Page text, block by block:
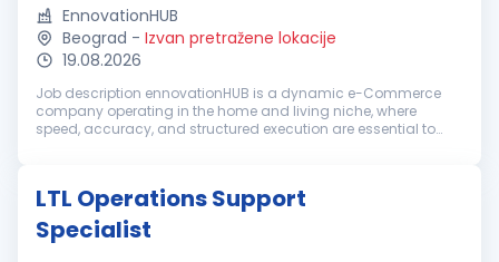
EnnovationHUB
Beograd - Izvan pretražene lokacije
19.08.2026
Job description ennovationHUB is a dynamic e-Commerce
company operating in the home and living niche, where
speed, accuracy, and structured execution are essential to
LTL Operations Support
Specialist